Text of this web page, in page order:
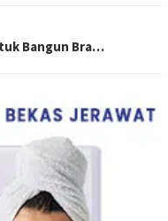
Bangun Bra…